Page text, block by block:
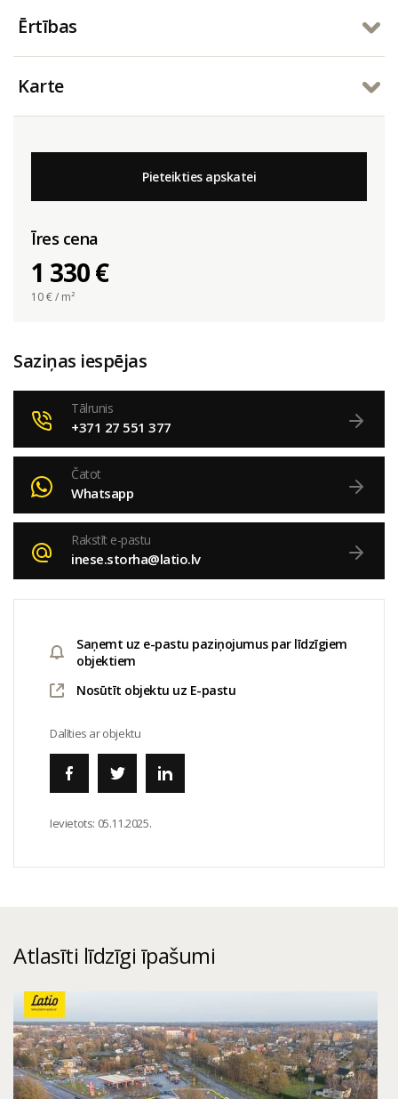
Ērtības
Karte
Pieteikties apskatei
Īres cena
1 330 €
10€ / m²
Saziņas iespējas
Tālrunis
+371 27 551 377
Čatot
Whatsapp
Rakstīt e-pastu
inese.storha@latio.lv
Saņemt uz e-pastu paziņojumus par līdzīgiem
objektiem
Nosūtīt objektu uz E-pastu
Dalīties ar objektu
Ievietots: 05.11.2025.
Atlasīti līdzīgi īpašumi